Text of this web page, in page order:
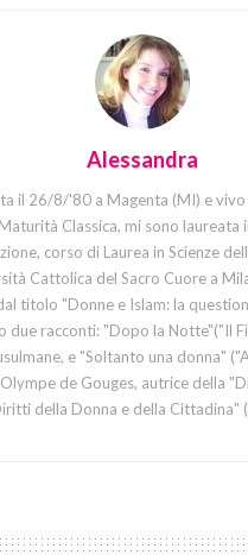
Alessandra
il 26/8/'80 a Magenta (MI) e vivo
Classica, mi sono laureata
corso di Laurea in Scienze
Cattolica del Sacro Cuore a
titolo "Donne e Islam: la
due racconti: "Dopo la Notte"("Il
e "Soltanto una donna"
de Gouges, autrice della
della Donna e della Cittadina"